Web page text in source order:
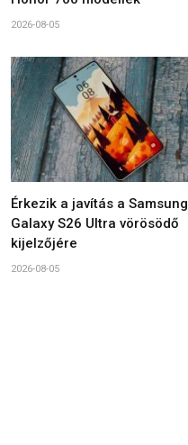
2026-08-05
Érkezik a javítás a Samsung
Galaxy S26 Ultra vörösödő
kijelzőjére
2026-08-05